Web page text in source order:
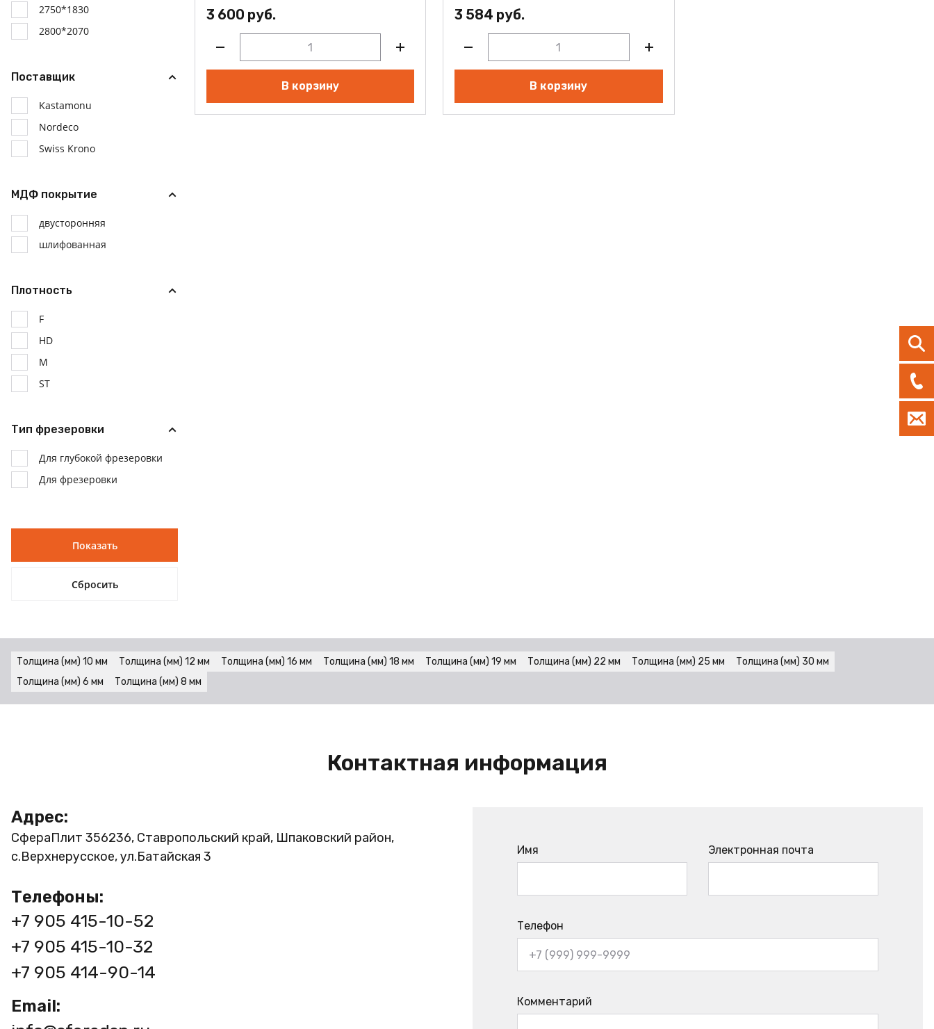
2750*1830
2800*2070
Поставщик
Kastamonu
Nordeco
Swiss Krono
МДФ покрытие
двусторонняя
шлифованная
Плотность
F
HD
M
ST
Тип фрезеровки
Для глубокой фрезеровки
Для фрезеровки
3 600 руб.
В корзину
3 584 руб.
В корзину
Толщина (мм) 10 мм Толщина (мм) 12 мм Толщина (мм) 16 мм Толщина (мм) 18 мм Толщина (мм) 19 мм Толщина (мм) 22 мм Толщина (мм) 25 мм
Толщина (мм) 30 мм
Толщина (мм) 6 мм
Толщина (мм) 8 мм
Контактная информация
Адрес:
СфераПлит 356236, Ставропольский край, Шпаковский район,
с.Верхнерусское, ул.Батайская 3
Телефоны:
+7 905 415-10-52
+7 905 415-10-32
+7 905 414-90-14
Email:
Имя Электронная почта
Телефон
Комментарий